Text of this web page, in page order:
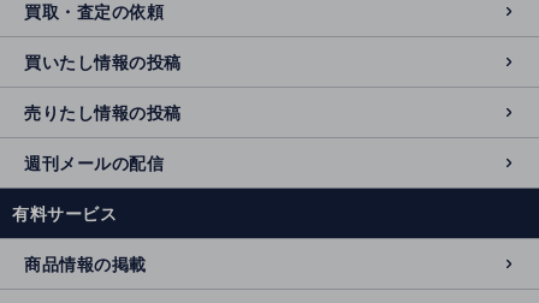
買取・査定の依頼
買いたし情報の投稿
売りたし情報の投稿
週刊メールの配信
有料サービス
商品情報の掲載